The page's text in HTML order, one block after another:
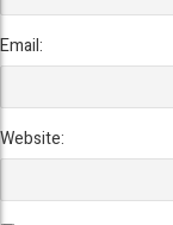
Email:
Website: